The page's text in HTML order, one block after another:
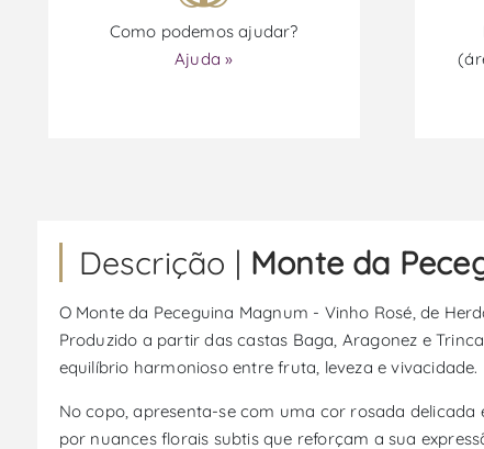
Como podemos ajudar?
Ajuda »
Descrição | Monte da
O Monte da Peceguina Magnum - Vinho Rosé, de
Produzido a partir das castas Baga, Aragonez e
equilíbrio harmonioso entre fruta, leveza e vivacidade.
No copo, apresenta-se com uma cor rosada
por nuances florais subtis que reforçam a sua